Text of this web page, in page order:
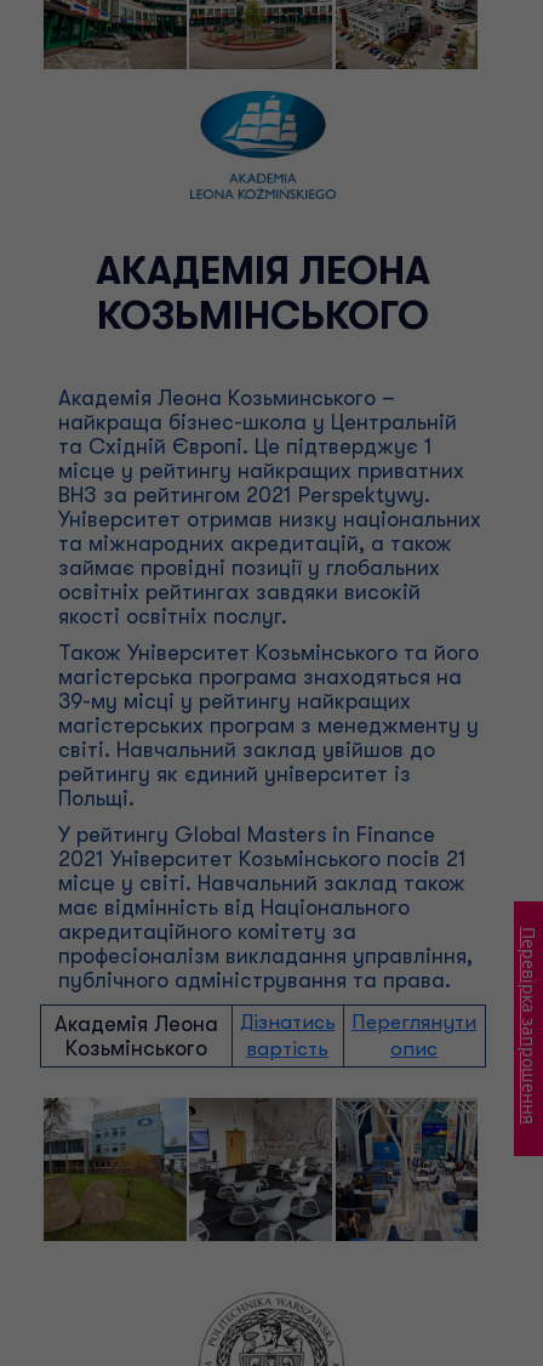
АКАДЕМІЯ ЛЕОНА
КОЗЬМІНСЬКОГО
Академія Леона Козьминського –
найкраща бізнес-школа у Центральній
та Східній Європі. Це підтверджує 1
місце у рейтингу найкращих приватних
ВНЗ за рейтингом 2021 Perspektywy.
Університет отримав низку національних
та міжнародних акредитацій, а також
займає провідні позиції у глобальних
освітніх рейтингах завдяки високій
якості освітніх послуг.
Також Університет Козьмінського та його
магістерська програма знаходяться на
39-му місці у рейтингу найкращих
магістерських програм з менеджменту у
світі. Навчальний заклад увійшов до
рейтингу як єдиний університет із
Польщі.
У рейтингу Global Masters in Finance
2021 Університет Козьмінського посів 21
місце у світі. Навчальний заклад також
має відмінність від Національного
акредитаційного комітету за
професіоналізм викладання управління,
публічного адміністрування та права.
Академія Леона
Козьмінського
Дізнатись
вартість
Переглянути
опис
Перевірка запрошення